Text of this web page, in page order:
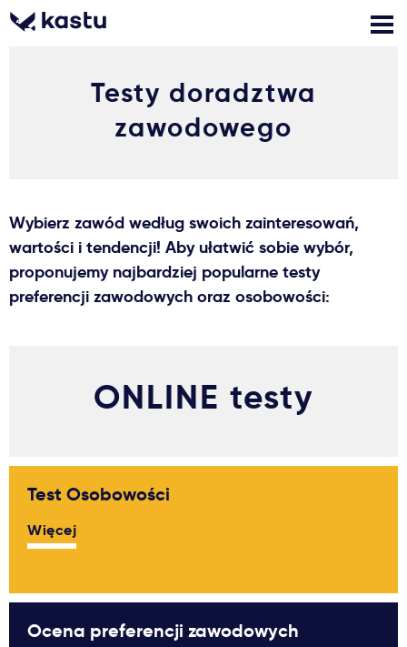
Formularz aplikacyjny
Zadzwoń Bezpłatne konsultacje Kontakt
Jak aplikować?
Usługi
Dlaczego Kastu?
Aktualności
Testy doradztwa
zawodowego
Wybierz zawód według swoich zainteresowań,
wartości i tendencji! Aby ułatwić sobie wybór,
proponujemy najbardziej popularne testy
preferencji zawodowych oraz osobowości:
ONLINE testy
Test Osobowości
Więcej
Ocena preferencji zawodowych